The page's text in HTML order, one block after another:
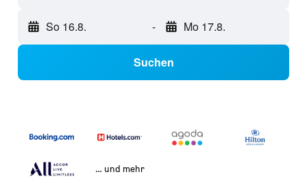
So 16.8. - Mo 17.8.
Suchen
… und mehr